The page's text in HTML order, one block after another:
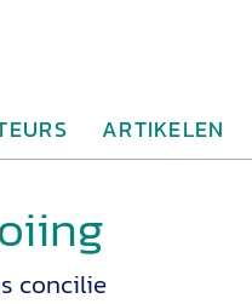
ARTIKELEN
concilie